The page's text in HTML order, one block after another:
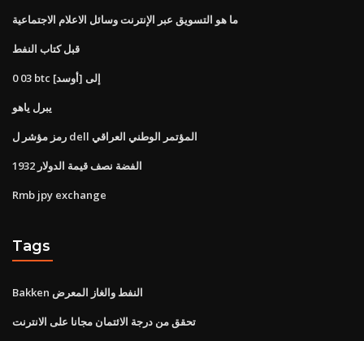
ما هو التسويق عبر الإنترنت وسائل الاعلام الاجتماعية
قبل كتاب النفط
0 03 btc إلى [أوسد]
يبرل ياهو
رمز مؤشر ل dell المؤتمر الوطني العراقي
الفضة نصف قيمة الدولار 1932
Rmb jpy exchange
Tags
Bakken النفط والغاز المعرض
تحقق من درجة الائتمان مجانا على الانترنت